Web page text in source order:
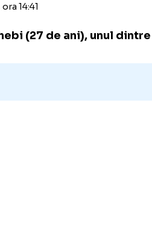
14:41
(27 de ani), unul